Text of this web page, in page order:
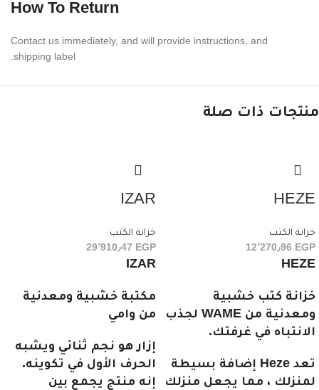
How To Return
Contact us imme­di­ately, and will provide instruc­tions, and
shipping label.
منتجات ذات صلة
HEZE
خزانة الكتب
12٬270٫96 EGP
HEZE
خزانة كتب خشبية
ومعدنية من WAME لجذب
الانتباه في غرفتك.
تعد Heze إضافة بسيطة
لمنزلك ، مما يجعل منزلك
IZAR
خزانة الكتب
29٬910٫47 EGP
IZAR
مكتبة خشبية ومعدنية
من وامي
إزار هو نجم ثنائي ويشبه
الحرف الأول في تكوينه.
إنه منتج يجمع بين